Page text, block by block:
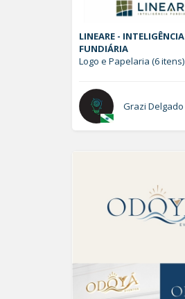
LINEARE - INTELIGÊNCIA
FUNDIÁRIA
Logo e Papelaria (6 itens)
Grazi Delgado